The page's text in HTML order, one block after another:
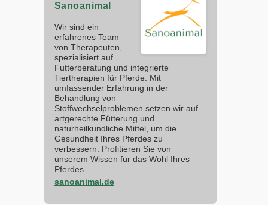
Sanoanimal
Wir sind ein
erfahrenes Team
von Therapeuten,
spezialisiert auf
Futterberatung und integrierte
Tiertherapien für Pferde. Mit
umfassender Erfahrung in der
Behandlung von
Stoffwechselproblemen setzen wir auf
artgerechte Fütterung und
naturheilkundliche Mittel, um die
Gesundheit Ihres Pferdes zu
verbessern. Profitieren Sie von
unserem Wissen für das Wohl Ihres
Pferdes.
sanoanimal.de